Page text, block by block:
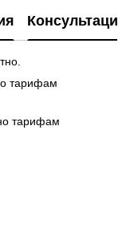
Консультация
тарифам
тарифам